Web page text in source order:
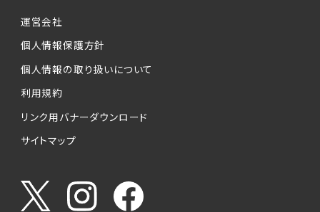
運営会社
個人情報保護方針
個人情報の取り扱いについて
利用規約
リンク用バナーダウンロード
サイトマップ